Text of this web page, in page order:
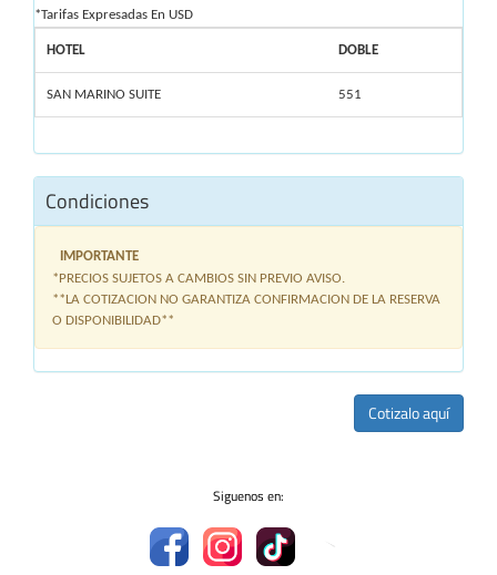
*Tarifas Expresadas En USD
HOTEL DOBLE
SAN MARINO SUITE 551
Condiciones
IMPORTANTE
*PRECIOS SUJETOS A CAMBIOS SIN PREVIO AVISO.
**LA COTIZACION NO GARANTIZA CONFIRMACION DE LA RESERVA
O DISPONIBILIDAD**
Cotizalo aquí
Siguenos en: